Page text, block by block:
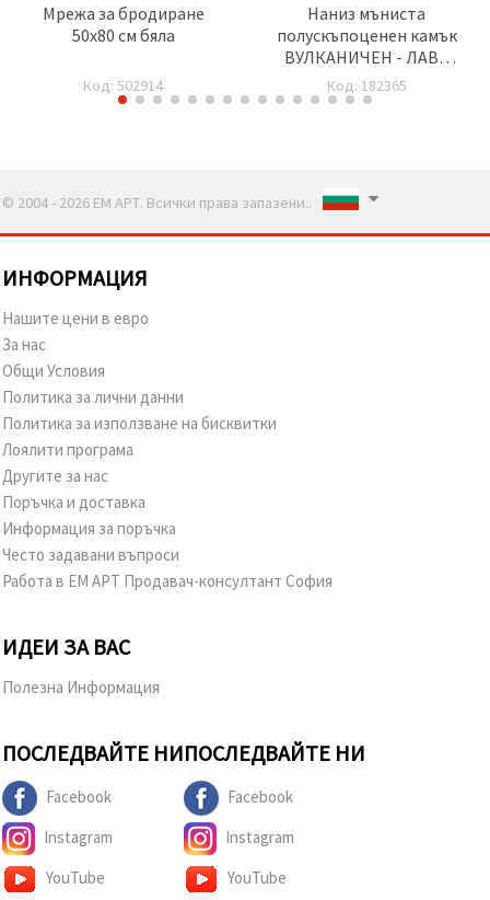
Мрежа за бродиране
50x80 см бяла
Код: 502914
Наниз мъниста
полускъпоценен камък
ВУЛКАНИЧЕН - ЛАВА
цвят ултрамарин топче
10 мм ±39 броя
Код: 182365
© 2004 - 2026 ЕМ АРТ. Всички права запазени..
ИНФОРМАЦИЯ
Нашите цени в евро
За нас
Общи Условия
Политика за лични данни
Политика за използване на бисквитки
Лоялити програма
Другите за нас
Поръчка и доставка
Информация за поръчка
Често задавани въпроси
Работа в ЕМ АРТ Продавач-консултант София
ИДЕИ ЗА ВАС
Полезна Информация
ПОСЛЕДВАЙТЕ НИ
Facebook
Instagram
YouTube
ПОСЛЕДВАЙТЕ НИ
Facebook
Instagram
YouTube